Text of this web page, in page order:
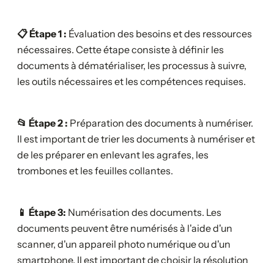
📋 Étape 1 : Évaluation des besoins et des ressources
nécessaires. Cette étape consiste à définir les
documents à dématérialiser, les processus à suivre,
les outils nécessaires et les compétences requises.
📂 Étape 2 : Préparation des documents à numériser.
Il est important de trier les documents à numériser et
de les préparer en enlevant les agrafes, les
trombones et les feuilles collantes.
📱 Étape 3: Numérisation des documents. Les
documents peuvent être numérisés à l'aide d'un
scanner, d'un appareil photo numérique ou d'un
smartphone. Il est important de choisir la résolution